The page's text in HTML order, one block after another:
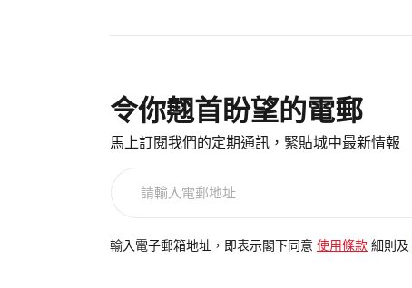
令你翹首盼望的電郵
馬上訂閱我們的定期通訊，緊貼城中最新情報
電
輸入電子郵箱地址，即表示閣下同意 使用條款 細則及